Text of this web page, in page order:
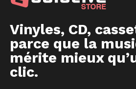
Vinyles, CD,
parce que la
mérite mieux
clic.